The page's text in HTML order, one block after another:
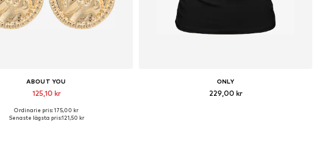
ABOUT YOU
125,10 kr
Tillgängliga storlekar: One Size
Ordinarie pris: 175,00 kr
Senaste lägsta pris:121,50 kr
ONLY
229,00 kr